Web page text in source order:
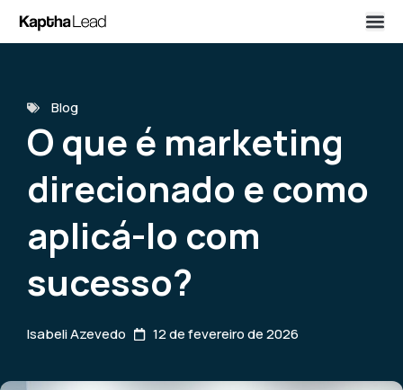
Blog
O que é marketing
direcionado e como
aplicá-lo com
sucesso?
Isabeli Azevedo 12 de fevereiro de 2026